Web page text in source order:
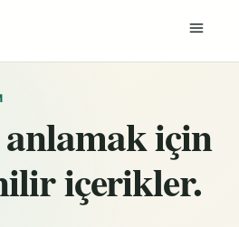
için
içerikler.